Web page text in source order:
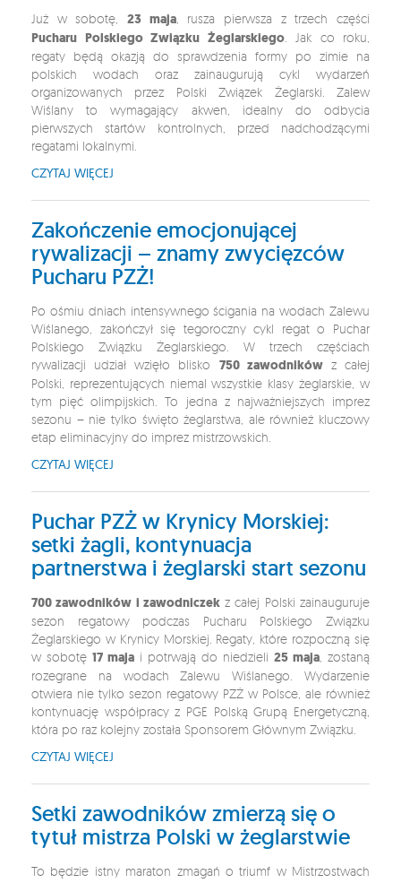
Już w sobotę, 23 maja, rusza pierwsza z trzech części
Pucharu Polskiego Związku Żeglarskiego. Jak co roku,
regaty będą okazją do sprawdzenia formy po zimie na
polskich wodach oraz zainaugurują cykl wydarzeń
organizowanych przez Polski Związek Żeglarski. Zalew
Wiślany to wymagający akwen, idealny do odbycia
pierwszych startów kontrolnych, przed nadchodzącymi
regatami lokalnymi.
CZYTAJ WIĘCEJ
Zakończenie emocjonującej
rywalizacji – znamy zwycięzców
Pucharu PZŻ!
Po ośmiu dniach intensywnego ścigania na wodach Zalewu
Wiślanego, zakończył się tegoroczny cykl regat o Puchar
Polskiego Związku Żeglarskiego. W trzech częściach
rywalizacji udział wzięło blisko 750 zawodnikówz całej
Polski, reprezentujących niemal wszystkie klasy żeglarskie, w
tym pięć olimpijskich. To jedna z najważniejszych imprez
sezonu – nie tylko święto żeglarstwa, ale również kluczowy
etap eliminacyjny do imprez mistrzowskich.
CZYTAJ WIĘCEJ
Puchar PZŻ w Krynicy Morskiej:
setki żagli, kontynuacja
partnerstwa i żeglarski start sezonu
700 zawodników i zawodniczekz całej Polski zainauguruje
sezon regatowy podczas Pucharu Polskiego Związku
Żeglarskiego w Krynicy Morskiej. Regaty, które rozpoczną się
w sobotę 17 maja i potrwają do niedzieli 25 maja, zostaną
rozegrane na wodach Zalewu Wiślanego. Wydarzenie
otwiera nie tylko sezon regatowy PZŻ w Polsce, ale również
kontynuację współpracy z PGE Polską Grupą Energetyczną,
która po raz kolejny została Sponsorem Głównym Związku.
CZYTAJ WIĘCEJ
Setki zawodników zmierzą się o
tytuł mistrza Polski w żeglarstwie
To będzie istny maraton zmagań o triumf w Mistrzostwach